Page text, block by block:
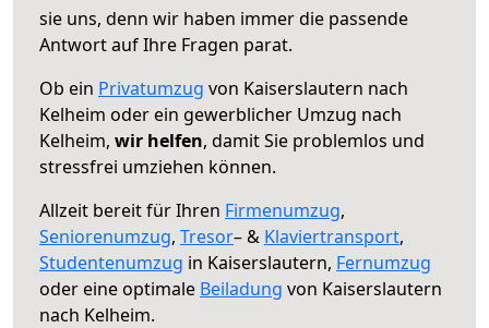
sie uns, denn wir haben immer die passende
Antwort auf Ihre Fragen parat.
Ob ein Privatumzug von Kaiserslautern nach
Kelheim oder ein gewerblicher Umzug nach
Kelheim, wir helfen, damit Sie problemlos und
stressfrei umziehen können.
Allzeit bereit für Ihren Firmenumzug,
Seniorenumzug, Tresor– & Klaviertransport,
Studentenumzug in Kaiserslautern, Fernumzug
oder eine optimale Beiladung von Kaiserslautern
nach Kelheim.